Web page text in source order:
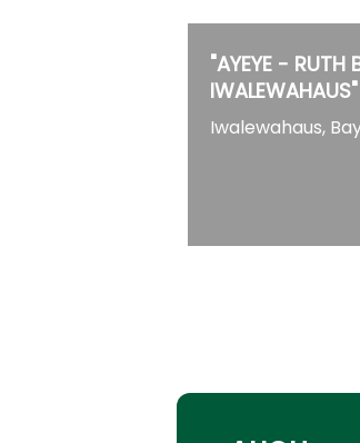
"AYEYE - RUTH
IWALEWAHAUS"
Iwalewahaus,